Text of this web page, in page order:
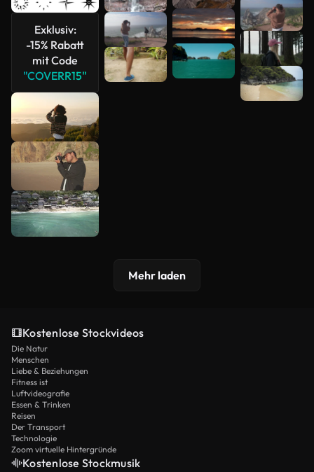
Exklusiv:
-15% Rabatt
mit Code
"COVERR15"
Mehr
anzeigen
Mehr laden
Kostenlose Stockvideos
Die Natur
Menschen
Liebe & Beziehungen
Fitness ist
Luftvideografie
Essen & Trinken
Reisen
Der Transport
Technologie
Zoom virtuelle Hintergründe
Kostenlose Stockmusik